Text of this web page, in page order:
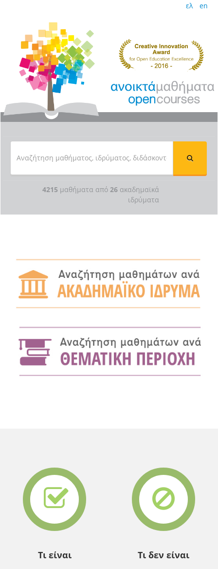
ελ en
4215 μαθήματα από 26 ακαδημαϊκά
ιδρύματα
Τι είναι
Τι δεν είναι